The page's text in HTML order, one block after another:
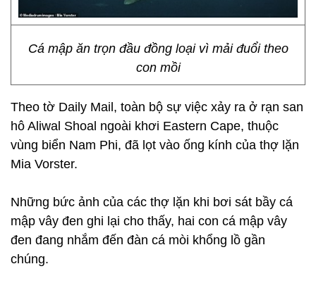
Cá mập ăn trọn đầu đồng loại vì mải đuổi theo
con mồi
Theo tờ Daily Mail, toàn bộ sự việc xảy ra ở rạn san
hô Aliwal Shoal ngoài khơi Eastern Cape, thuộc
vùng biển Nam Phi, đã lọt vào ống kính của thợ lặn
Mia Vorster.
Những bức ảnh của các thợ lặn khi bơi sát bầy cá
mập vây đen ghi lại cho thấy, hai con cá mập vây
đen đang nhắm đến đàn cá mòi khổng lồ gần
chúng.